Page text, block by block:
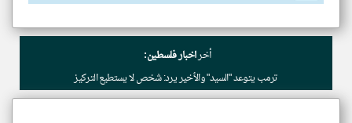
أخراخبار فلسطين:
ترمب يتوعد "السيد" والأخير يرد: شخص لا يستطيع التركيز